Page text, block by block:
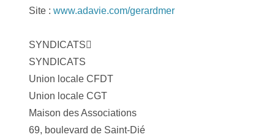
Site : www.adavie.com/gerardmer
SYNDICATS
SYNDICATS
Union locale CFDT
Union locale CGT
Maison des Associations
69, boulevard de Saint-Dié